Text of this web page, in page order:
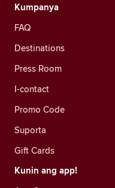
Kumpanya
FAQ
Destinations
Press Room
I-contact
Promo Code
Suporta
Gift Cards
Kunin ang app!